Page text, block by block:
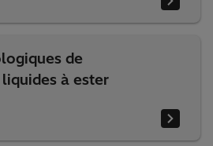
de
à ester